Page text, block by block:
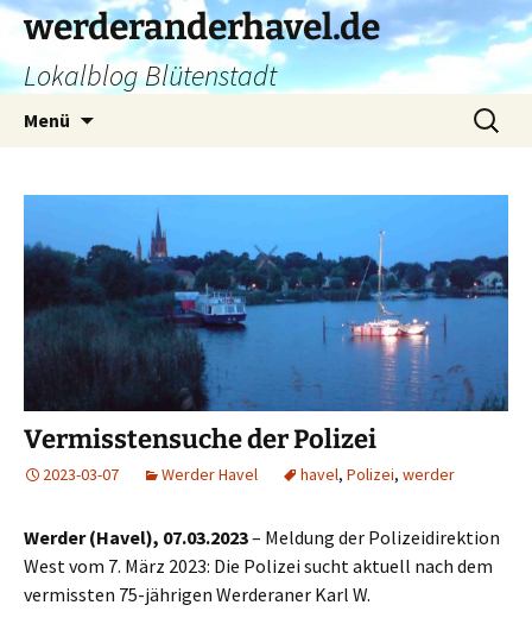
Zum
Inhalt
springen
werderanderhavel.de
Lokalblog Blütenstadt
Menü
Suchen
nach:
Vermisstensuche der Polizei
2023-03-07 Werder Havel havel, Polizei, werder
Werder (Havel), 07.03.2023– Meldung der Polizeidirektion
West vom 7. März 2023: Die Polizei sucht aktuell nach dem
vermissten 75-jährigen Werderaner Karl W.